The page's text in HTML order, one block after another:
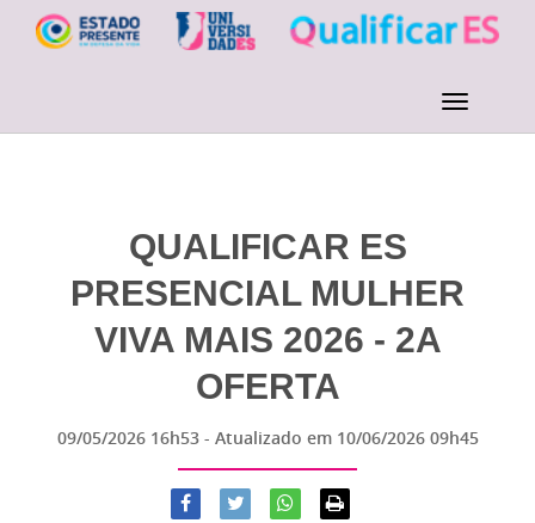
QUALIFICAR ES
PRESENCIAL MULHER
VIVA MAIS 2026 - 2A
OFERTA
09/05/2026 16h53 - Atualizado em 10/06/2026 09h45